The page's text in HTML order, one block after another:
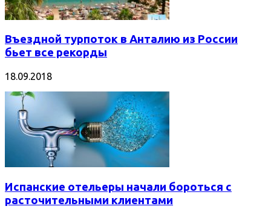
Въездной турпоток в Анталию из России
бьет все рекорды
18.09.2018
Испанские отельеры начали бороться с
расточительными клиентами